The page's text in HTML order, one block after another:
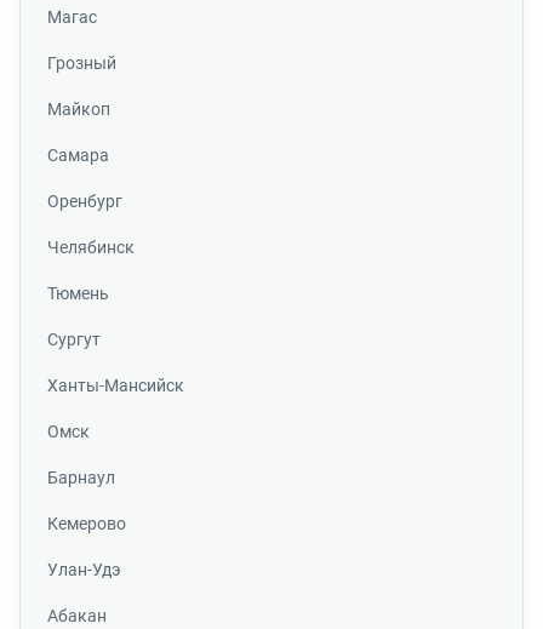
Магас
Грозный
Майкоп
Самара
Оренбург
Челябинск
Тюмень
Сургут
Ханты-Мансийск
Омск
Барнаул
Кемерово
Улан-Удэ
Абакан